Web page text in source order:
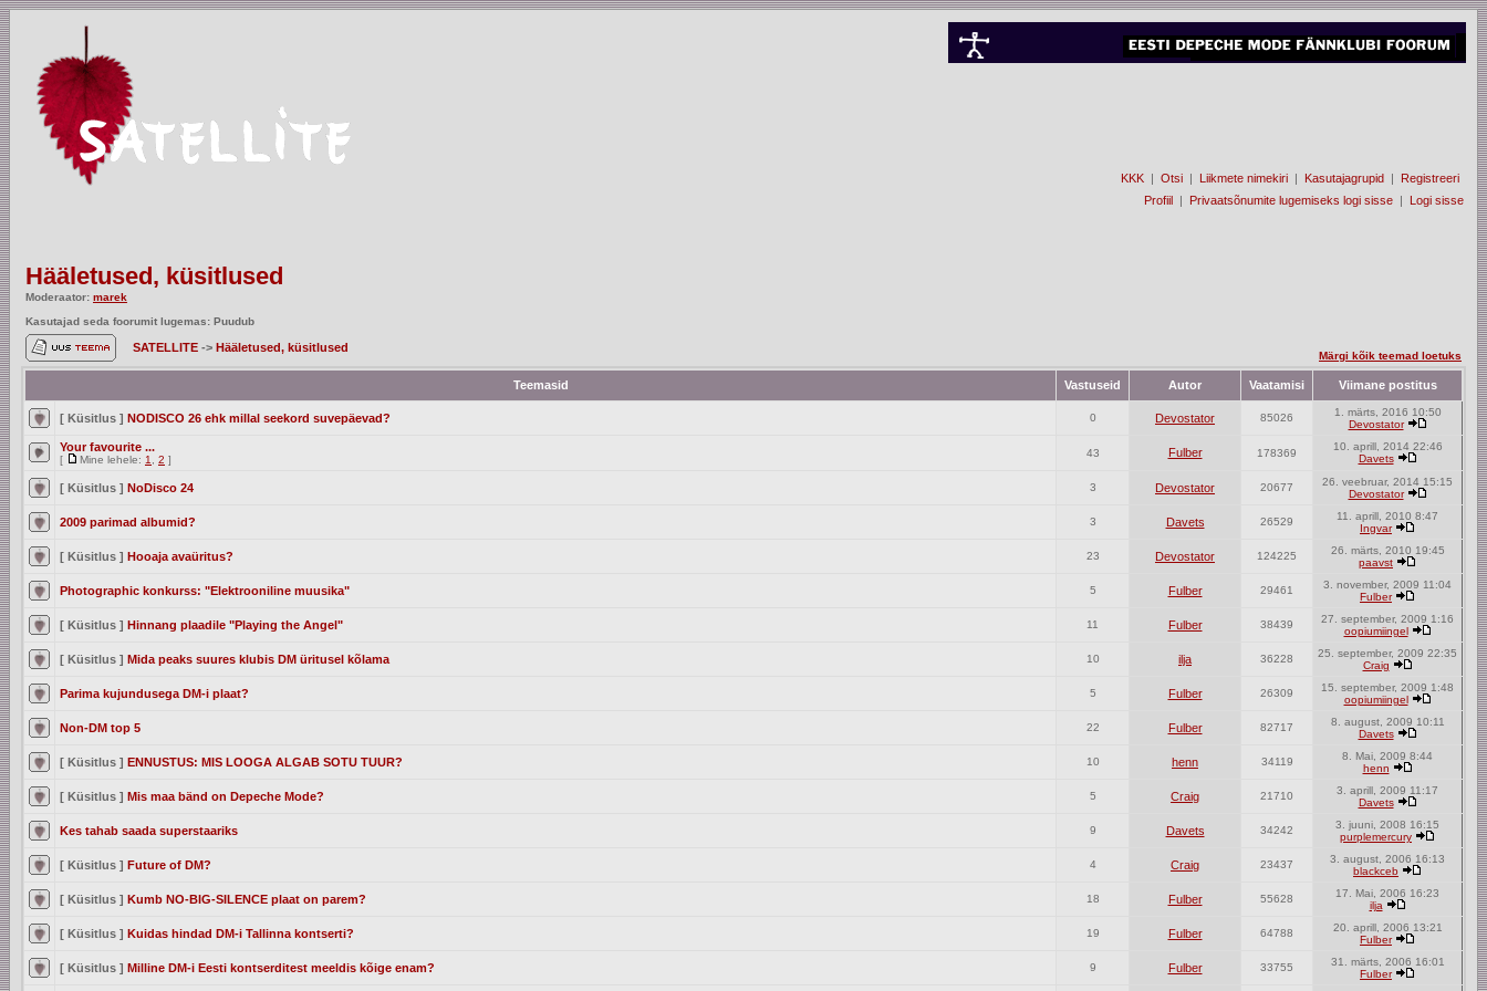
KKK | Otsi | Liikmete nimekiri | Kasutajagrupid | Registreeri
Profiil | Privaatsõnumite lugemiseks logi sisse | Logi sisse
Hääletused, küsitlused
Moderaator: marek
Kasutajad seda foorumit lugemas: Puudub
SATELLITE -> Hääletused, küsitlused
Märgi kõik teemad loetuks
Teemasid Vastuseid Autor Vaatamisi Viimane postitus
[ Küsitlus ] NODISCO 26 ehk millal seekord suvepäevad? 0 Devostator 85026
1. märts, 2016 10:50
Devostator
Your favourite ...
[ Mine lehele: 1 2 ]
43 Fulber 178369
10. aprill, 2014 22:46
Davets
[ Küsitlus ] NoDisco 24 3 Devostator 20677
26. veebruar, 2014 15:15
Devostator
2009 parimad albumid? 3 Davets 26529
11. aprill, 2010 8:47
Ingvar
[ Küsitlus ] Hooaja avaüritus? 23 Devostator 124225
26. märts, 2010 19:45
paavst
Photographic konkurss: "Elektrooniline muusika" 5 Fulber 29461
3. november, 2009 11:04
Fulber
[ Küsitlus ] Hinnang plaadile "Playing the Angel" 11 Fulber 38439
27. september, 2009 1:16
oopiumiingel
[ Küsitlus ] Mida peaks suures klubis DM üritusel kõlama 10 ilja 36228
25. september, 2009 22:35
Craig
Parima kujundusega DM-i plaat? 5 Fulber 26309
15. september, 2009 1:48
oopiumiingel
Non-DM top 5 22 Fulber 82717
8. august, 2009 10:11
Davets
[ Küsitlus ] ENNUSTUS: MIS LOOGA ALGAB SOTU TUUR? 10 henn 34119
8. Mai, 2009 8:44
henn
[ Küsitlus ] Mis maa bänd on Depeche Mode? 5 Craig 21710
3. aprill, 2009 11:17
Davets
Kes tahab saada superstaariks 9 Davets 34242
3. juuni, 2008 16:15
purplemercury
[ Küsitlus ] Future of DM? 4 Craig 23437
3. august, 2006 16:13
blackceb
[ Küsitlus ] Kumb NO-BIG-SILENCE plaat on parem? 18 Fulber 55628
17. Mai, 2006 16:23
ilja
[ Küsitlus ] Kuidas hindad DM-i Tallinna kontserti? 19 Fulber 64788
20. aprill, 2006 13:21
Fulber
[ Küsitlus ] Milline DM-i Eesti kontserditest meeldis kõige enam? 9 Fulber 33755
31. märts, 2006 16:01
Fulber